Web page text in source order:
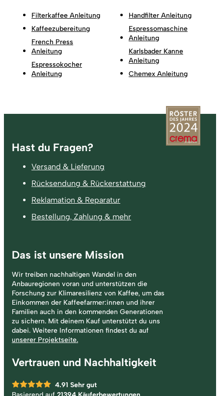
Filterkaffee Anleitung
Kaffeezubereitung
French Press
Anleitung
Espressokocher
Anleitung
Handfilter Anleitung
Espressomaschine
Anleitung
Karlsbader Kanne
Anleitung
Chemex Anleitung
Fußzeile
Hast du Fragen?
Versand & Lieferung
Rücksendung & Rückerstattung
Reklamation & Reparatur
Bestellung, Zahlung & mehr
Das ist unsere Mission
Wir treiben nachhaltigen Wandel in den
Anbauregionen voran und unterstützen die
Forschung zur Klimaresilienz von Kaffee, um das
Einkommen der Kaffeefarmer:innen und ihrer
Familien auch in den kommenden Generationen
zu sichern. Mit deinem Kauf unterstützt du uns
dabei. Weitere Informationen findest du auf
unserer Projektseite.
Vertrauen und Nachhaltigkeit
4.91 Sehr gut